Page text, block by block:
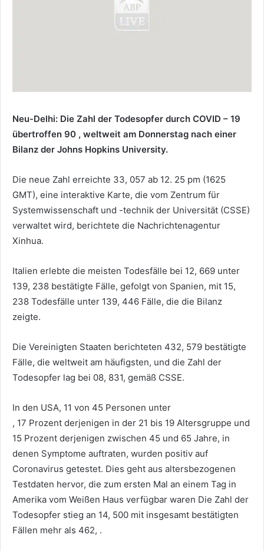
Neu-Delhi: Die Zahl der Todesopfer durch COVID – 19
übertroffen 90 , weltweit am Donnerstag nach einer
Bilanz der Johns Hopkins University.
Die neue Zahl erreichte 33, 057 ab 12. 25 pm (1625
GMT), eine interaktive Karte, die vom Zentrum für
Systemwissenschaft und -technik der Universität (CSSE)
verwaltet wird, berichtete die Nachrichtenagentur
Xinhua.
Italien erlebte die meisten Todesfälle bei 12, 669 unter
139, 238 bestätigte Fälle, gefolgt von Spanien, mit 15,
238 Todesfälle unter 139, 446 Fälle, die die Bilanz
zeigte.
Die Vereinigten Staaten berichteten 432, 579 bestätigte
Fälle, die weltweit am häufigsten, und die Zahl der
Todesopfer lag bei 08, 831, gemäß CSSE.
In den USA, 11 von 45 Personen unter
, 17 Prozent derjenigen in der 21 bis 19 Altersgruppe und
15 Prozent derjenigen zwischen 45 und 65 Jahre, in
denen Symptome auftraten, wurden positiv auf
Coronavirus getestet. Dies geht aus altersbezogenen
Testdaten hervor, die zum ersten Mal an einem Tag in
Amerika vom Weißen Haus verfügbar waren Die Zahl der
Todesopfer stieg an 14, 500 mit insgesamt bestätigten
Fällen mehr als 462, .